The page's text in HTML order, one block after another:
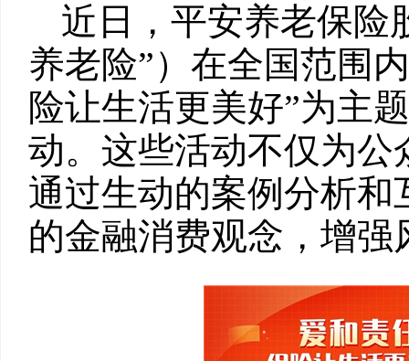
近日，平安养老保险
养老险”）在全国范围
险让生活更美好”为主
动。这些活动不仅为
通过生动的案例分析
的金融消费观念，增